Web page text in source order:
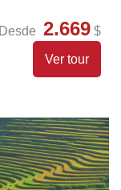
Desde 2.669 $
Ver tour